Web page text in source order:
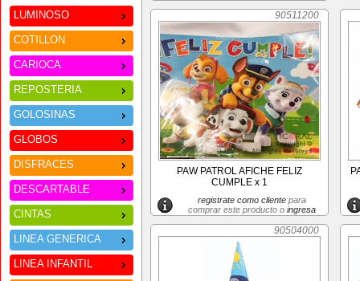
LUMINOSO
COTILLON
CARIOCA
REPOSTERIA
GOLOSINAS
GLOBOS
DISFRACES
DESCARTABLE
CINTAS
LINEA GENERICA
LINEA INFANTIL
90511200
PAW PATROL AFICHE FELIZ
CUMPLE x 1
registrate como clientepara
comprar este producto o ingresa
90504000